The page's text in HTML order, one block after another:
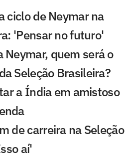
ciclo de Neymar na
'Pensar no futuro'
Neymar, quem será o
Seleção Brasileira?
a Índia em amistoso
de carreira na Seleção
aí'